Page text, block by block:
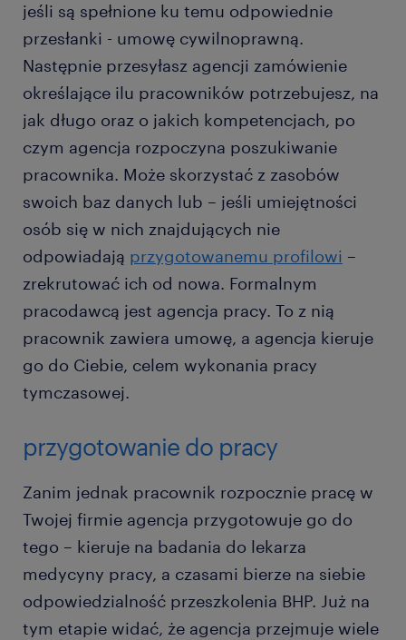
jeśli są spełnione ku temu odpowiednie
przesłanki - umowę cywilnoprawną.
Następnie przesyłasz agencji zamówienie
określające ilu pracowników potrzebujesz, na
jak długo oraz o jakich kompetencjach, po
czym agencja rozpoczyna poszukiwanie
pracownika. Może skorzystać z zasobów
swoich baz danych lub – jeśli umiejętności
osób się w nich znajdujących nie
odpowiadają przygotowanemu profilowi –
zrekrutować ich od nowa. Formalnym
pracodawcą jest agencja pracy. To z nią
pracownik zawiera umowę, a agencja kieruje
go do Ciebie, celem wykonania pracy
tymczasowej.
przygotowanie do pracy
Zanim jednak pracownik rozpocznie pracę w
Twojej firmie agencja przygotowuje go do
tego – kieruje na badania do lekarza
medycyny pracy, a czasami bierze na siebie
odpowiedzialność przeszkolenia BHP. Już na
tym etapie widać, że agencja przejmuje wiele